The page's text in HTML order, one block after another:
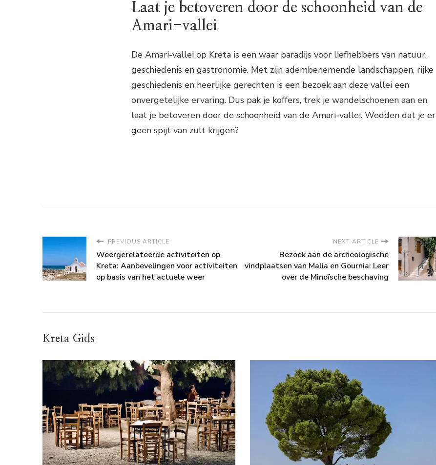
Laat je betoveren door de schoonheid van de
Amari-vallei
De Amari-vallei op Kreta is een waar paradijs voor liefhebbers van natuur,
geschiedenis en gastronomie. Met zijn adembenemende landschappen, rijke
geschiedenis en heerlijke gerechten is een bezoek aan deze vallei een
onvergetelijke ervaring. Dus pak je koffers, trek je wandelschoenen aan en
laat je betoveren door de schoonheid van de Amari-vallei. Wedden dat je er
geen spijt van zult krijgen?
PREVIOUS ARTICLE
Weergerelateerde activiteiten op
Kreta: Aanbevelingen voor activiteiten
op basis van het actuele weer
NEXT ARTICLE
Bezoek aan de archeologische
vindplaatsen van Malia en Gournia: Leer
over de Minoïsche beschaving
Kreta Gids